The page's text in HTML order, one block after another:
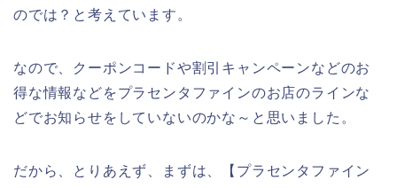
のでは？と考えています。
なので、クーポンコードや割引キャンペーンなどのお
得な情報などをプラセンタファインのお店のラインな
どでお知らせをしていないのかな～と思いました。
だから、とりあえず、まずは、【プラセンタファイン